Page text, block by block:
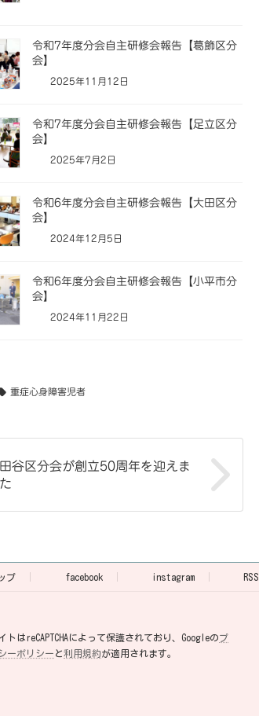
令和7年度分会自主研修会報告【葛飾区分
会】
2025年11月12日
令和7年度分会自主研修会報告【足立区分
会】
2025年7月2日
令和6年度分会自主研修会報告【大田区分
会】
2024年12月5日
令和6年度分会自主研修会報告【小平市分
会】
2024年11月22日
重症心身障害児者
谷区分会が創立50周年を迎えま
プ facebook instagram RSS
トはreCAPTCHAによって保護されており、Googleのプ
ーポリシー と利用規約が適用されます。